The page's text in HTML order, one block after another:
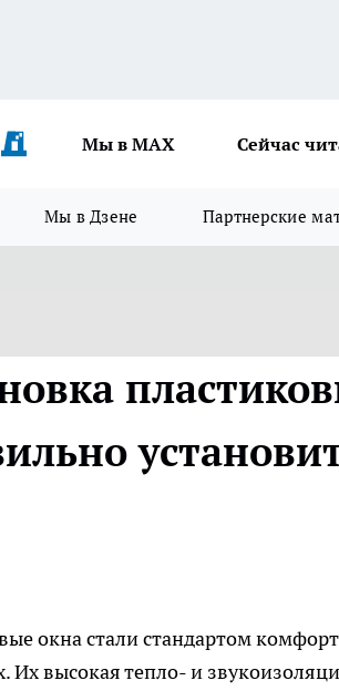
Мы в МАХ Сейчас
Мы в Дзене Партнерские
окна стали стандартом
Их высокая тепло- и